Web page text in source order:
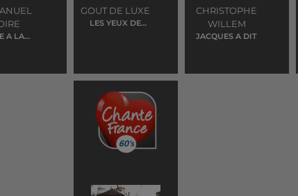
A LA
GOUT DE LUXE
LES YEUX DE
CHRISTOPHE
WILLEM
JACQUES A DIT